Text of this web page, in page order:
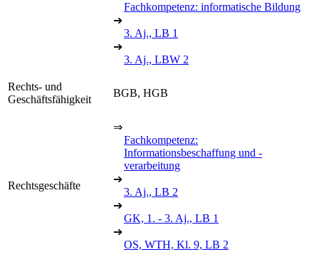
Fachkompetenz: informatische Bildung
➔
3. Aj., LB 1
➔
3. Aj., LBW 2
Rechts- und
Geschäftsfähigkeit
BGB, HGB
Rechtsgeschäfte
⇒
Fachkompetenz:
Informationsbeschaffung und -
verarbeitung
➔
3. Aj., LB 2
➔
GK, 1. - 3. Aj., LB 1
➔
OS, WTH, Kl. 9, LB 2